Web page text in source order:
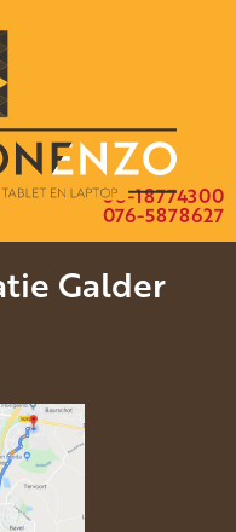
076-5878627
06-18774300
Galder